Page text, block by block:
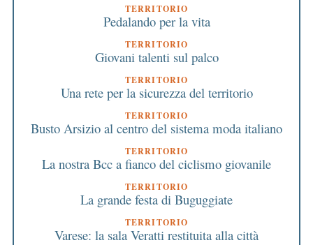
TERRITORIO
Pedalando per la vita
TERRITORIO
Giovani talenti sul palco
TERRITORIO
Una rete per la sicurezza del territorio
TERRITORIO
Busto Arsizio al centro del sistema moda italiano
TERRITORIO
La nostra Bcc a fianco del ciclismo giovanile
TERRITORIO
La grande festa di Buguggiate
TERRITORIO
Varese: la sala Veratti restituita alla città